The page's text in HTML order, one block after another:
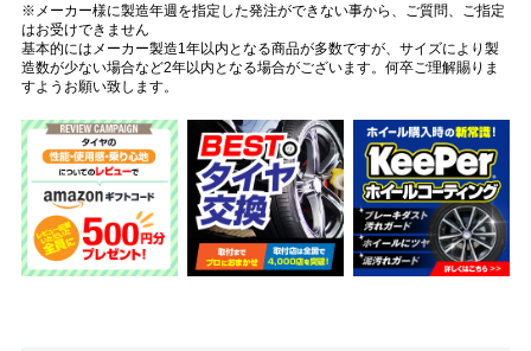
※メーカー様に製造年週を指定した発注ができない事から、ご質問、ご指定
はお受けできません
基本的にはメーカー製造1年以内となる商品が多数ですが、サイズにより製
造数が少ない場合など2年以内となる場合がございます。何卒ご理解賜りま
すようお願い致します。